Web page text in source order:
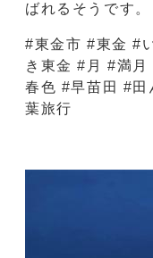
ばれるそうです。
#東金市 #東金 #
き東金 #月 #満
春色 #早苗田 #田
葉旅行